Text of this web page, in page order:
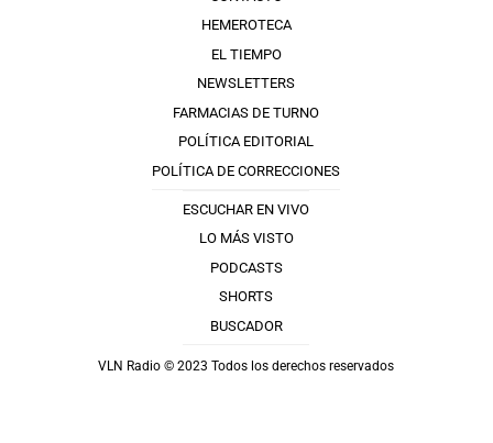
HEMEROTECA
EL TIEMPO
NEWSLETTERS
FARMACIAS DE TURNO
POLÍTICA EDITORIAL
POLÍTICA DE CORRECCIONES
ESCUCHAR EN VIVO
LO MÁS VISTO
PODCASTS
SHORTS
BUSCADOR
VLN Radio © 2023 Todos los derechos reservados